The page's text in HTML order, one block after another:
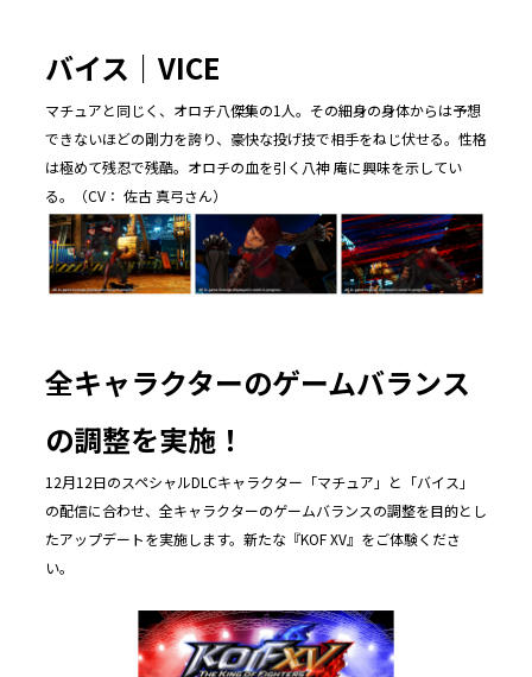
バイス｜VICE
マチュアと同じく、オロチ八傑集の1人。その細身の身体からは予想
できないほどの剛力を誇り、豪快な投げ技で相手をねじ伏せる。性格
は極めて残忍で残酷。オロチの血を引く八神 庵に興味を示してい
る。（CV： 佐古 真弓さん）
全キャラクターのゲームバランス
の調整を実施！
12月12日のスペシャルDLCキャラクター「マチュア」と「バイス」
の配信に合わせ、全キャラクターのゲームバランスの調整を目的とし
たアップデートを実施します。新たな『KOF XV』をご体験くださ
い。